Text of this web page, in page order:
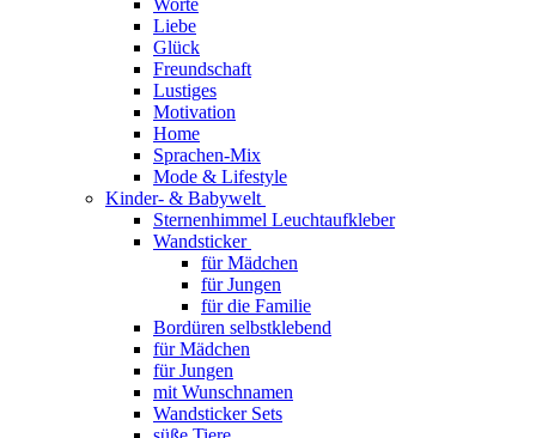
Worte
Liebe
Glück
Freundschaft
Lustiges
Motivation
Home
Sprachen-Mix
Mode & Lifestyle
Kinder- & Babywelt
Sternenhimmel Leuchtaufkleber
Wandsticker
für Mädchen
für Jungen
für die Familie
Bordüren selbstklebend
für Mädchen
für Jungen
mit Wunschnamen
Wandsticker Sets